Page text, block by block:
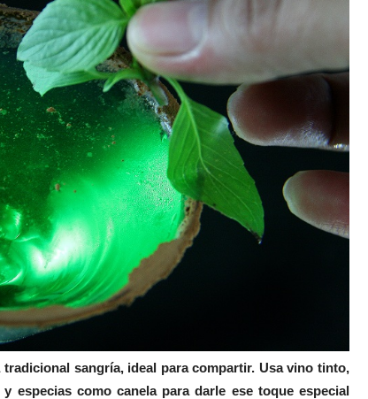
sangría, ideal para compartir. Usa vino tinto,
especias como canela para darle ese toque especial